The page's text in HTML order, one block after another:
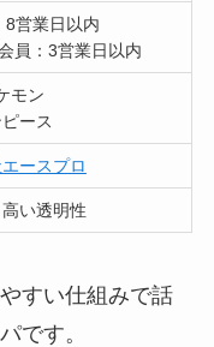
8営業日以内
員：3営業日以内
モン
ース
ースプロ
い透明性
すい仕組みで話
です。